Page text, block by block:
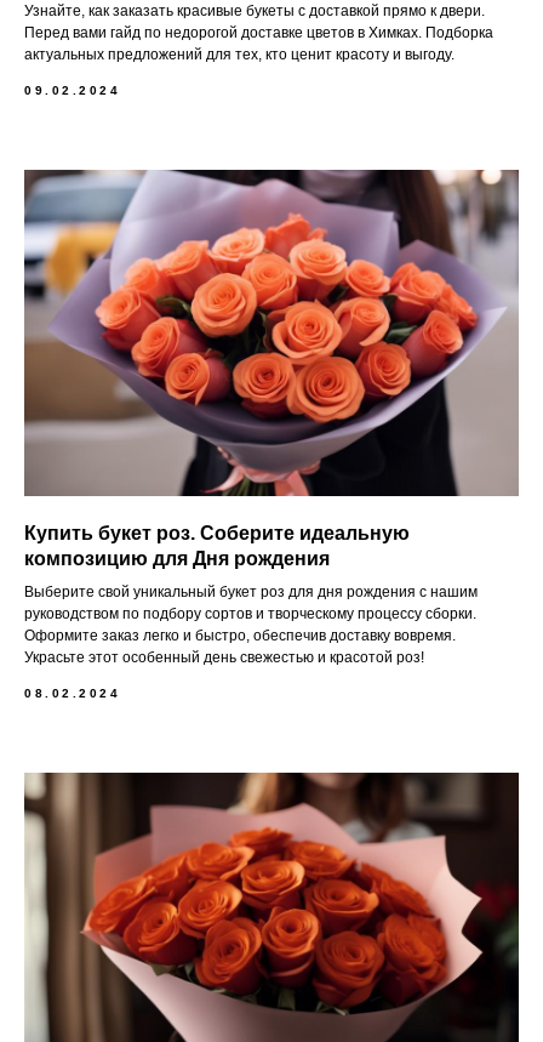
Узнайте, как заказать красивые букеты с доставкой прямо к двери.
Перед вами гайд по недорогой доставке цветов в Химках. Подборка
актуальных предложений для тех, кто ценит красоту и выгоду.
09.02.2024
Купить букет роз. Соберите идеальную
композицию для Дня рождения
Выберите свой уникальный букет роз для дня рождения с нашим
руководством по подбору сортов и творческому процессу сборки.
Оформите заказ легко и быстро, обеспечив доставку вовремя.
Украсьте этот особенный день свежестью и красотой роз!
08.02.2024